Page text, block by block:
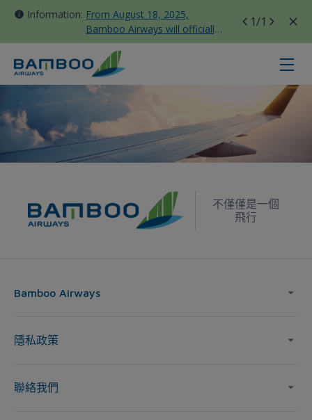
Information: From August 18, 2025,
Bamboo Airways will officially
move all domestic flights to
Tan Son Nhat Terminal T3
1/1
商務貴賓室 - Bamboo Airways
不僅僅是一個
飛行
Bamboo Airways
隱私政策
聯絡我們